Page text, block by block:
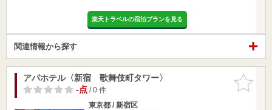
楽天トラベルの宿泊プランを見る
関連情報から探す
お気に入
りに追加
アパホテル〈新宿 歌舞伎町タワー〉
-点/ 0 件
東京都 / 新宿区